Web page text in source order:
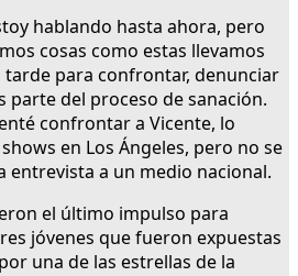
hablando hasta ahora, pero
cosas como estas llevamos
tarde para confrontar, denunciar
parte del proceso de sanación.
confrontar a Vicente, lo
en Los Ángeles, pero no se
entrevista a un medio nacional.
el último impulso para
jóvenes que fueron expuestas
una de las estrellas de la